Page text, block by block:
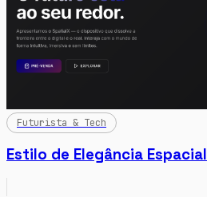
Futurista & Tech
Estilo de Elegância Espacial